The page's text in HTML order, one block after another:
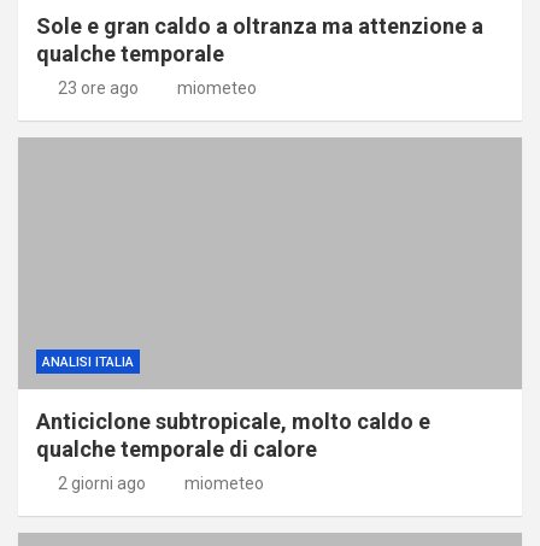
Sole e gran caldo a oltranza ma attenzione a
qualche temporale
23 ore ago miometeo
ANALISI ITALIA
Anticiclone subtropicale, molto caldo e
qualche temporale di calore
2 giorni ago miometeo